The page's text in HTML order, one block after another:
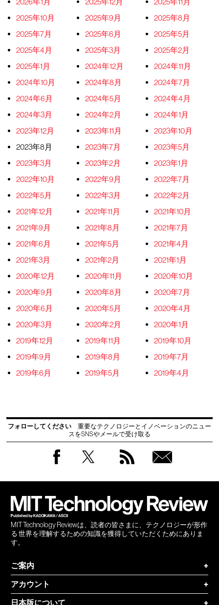
2025年10月
2025年9月
2025年8月
2025年7月
2025年6月
2025年5月
2025年4月
2025年3月
2025年2月
2025年1月
2024年12月
2024年11月
2024年10月
2024年8月
2024年7月
2024年6月
2024年5月
2024年4月
2024年3月
2024年2月
2024年1月
2023年12月
2023年11月
2023年10月
2023年8月
2023年7月
2023年5月
2023年3月
2023年2月
2023年1月
2022年10月
2022年9月
2022年7月
2022年5月
2022年3月
2022年2月
2021年12月
2021年11月
2021年10月
2021年9月
2021年8月
2021年7月
2021年6月
2021年5月
2021年4月
2021年3月
2021年2月
2021年1月
2020年12月
2020年11月
2020年10月
2020年9月
2020年8月
2020年7月
2020年6月
2020年5月
2020年4月
2020年3月
2020年2月
2020年1月
2019年12月
2019年11月
2019年10月
2019年9月
2019年8月
2019年7月
2019年6月
2019年5月 2019年4月
フォローしてください
重要なテクノロジーとイノベーションのニュー
スをSNSやメールで受け取る
MIT Technology Reviewは、読者の皆さまに、テクノロジーが形作
る 世界を理解するための知識を獲得していただくためにありま
す。
ご案内
+
アカウント
+
日本版について
+